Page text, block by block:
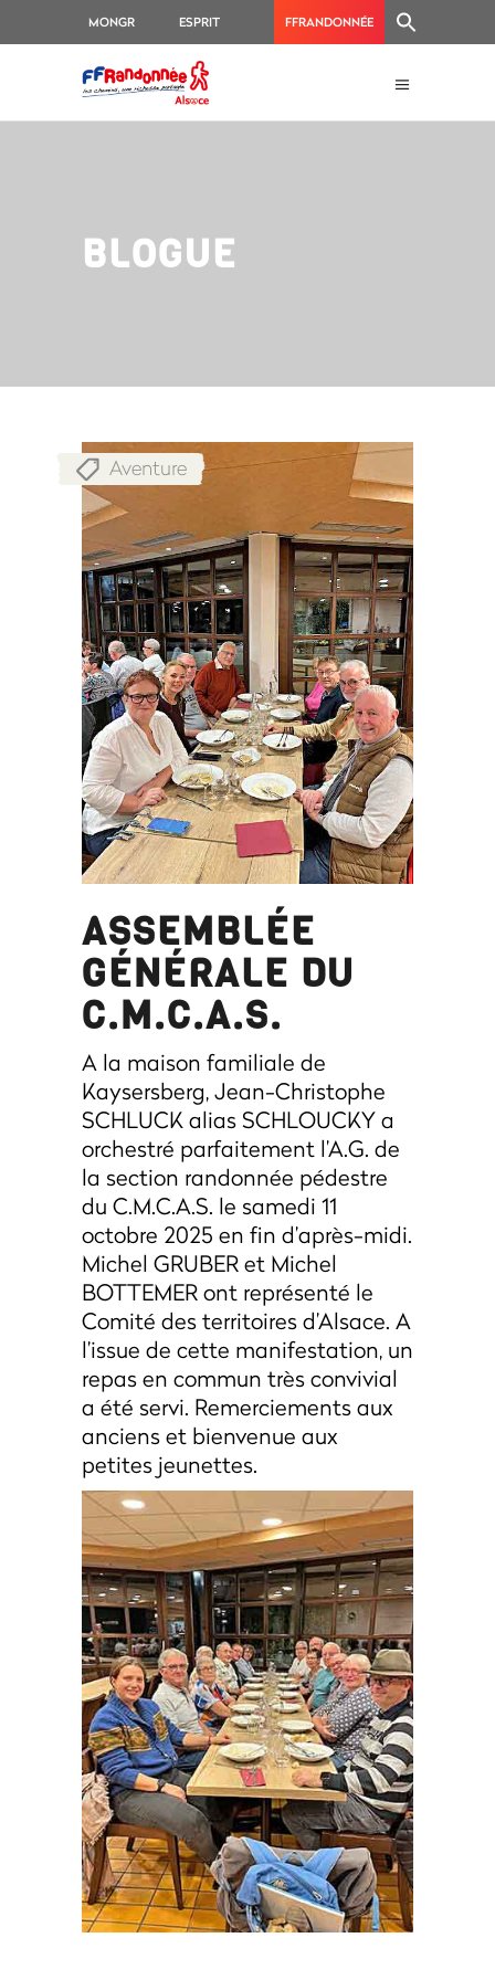
MONGR ESPRIT
RANDO
FFRANDONNÉE
BLOGUE
Aventure
ASSEMBLÉE
GÉNÉRALE DU
C.M.C.A.S.
A la maison familiale de
Kaysersberg, Jean-Christophe
SCHLUCK alias SCHLOUCKY a
orchestré parfaitement l’A.G. de
la section randonnée pédestre
du C.M.C.A.S. le samedi 11
octobre 2025 en fin d’après-midi.
Michel GRUBER et Michel
BOTTEMER ont représenté le
Comité des territoires d’Alsace. A
l’issue de cette manifestation, un
repas en commun très convivial
a été servi. Remerciements aux
anciens et bienvenue aux
petites jeunettes.